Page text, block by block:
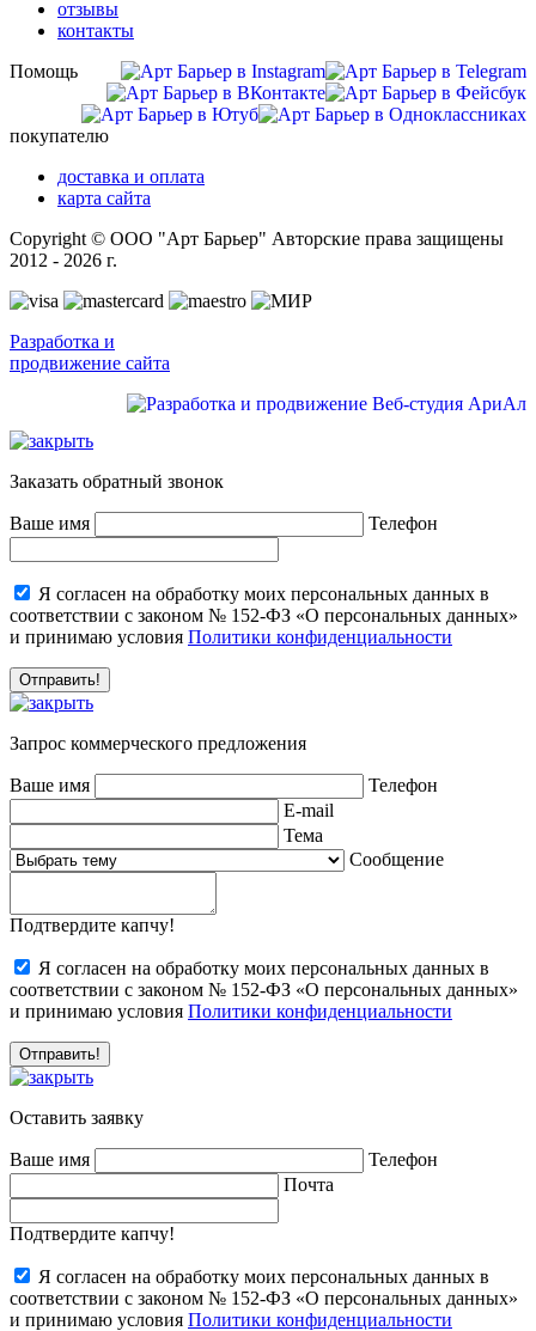
отзывы
контакты
Помощь
покупателю
доставка и оплата
карта сайта
Copyright © ООО "Арт Барьер" Авторские права защищены
2012 - 2026 г.
Разработка и
продвижение сайта
Заказать обратный звонок
Ваше имя Телефон
Я согласен на обработку моих персональных данных в
соответствии с законом № 152-ФЗ «О персональных данных»
и принимаю условия Политики конфиденциальности
Запрос коммерческого предложения
Ваше имя
Телефон
E-mail
Тема
Сообщение
Подтвердите капчу!
Я согласен на обработку моих персональных данных в
соответствии с законом № 152-ФЗ «О персональных данных»
и принимаю условия Политики конфиденциальности
Оставить заявку
Ваше имя
Телефон
Почта
Подтвердите капчу!
Я согласен на обработку моих персональных данных в
соответствии с законом № 152-ФЗ «О персональных данных»
и принимаю условия Политики конфиденциальности